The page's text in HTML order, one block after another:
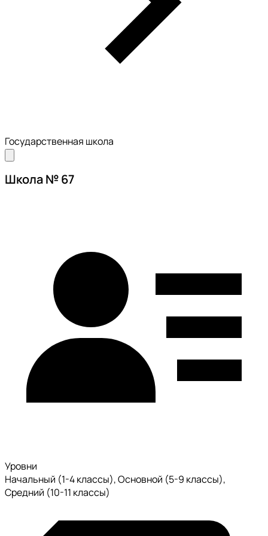
Государственная школа
Школа № 67
Уровни
Начальный (1-4 классы), Основной (5-9 классы),
Средний (10-11 классы)